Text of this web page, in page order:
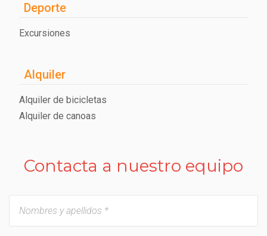
Deporte
Excursiones
Alquiler
Alquiler de bicicletas
Alquiler de canoas
Contacta a nuestro equipo